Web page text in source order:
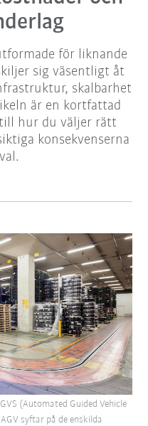
för liknande
sig väsentligt åt
skalbarhet
är en kortfattad
hur du väljer rätt
konsekvenserna
(Automated Guided Vehicle
syftar på de enskilda